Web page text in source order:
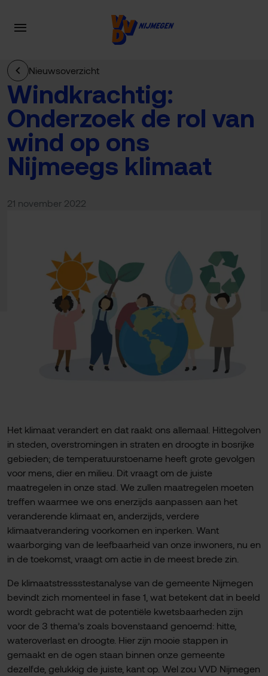
Nieuwsoverzicht
Windkrachtig:
Onderzoek de rol van
wind op ons
Nijmeegs klimaat
21 november 2022
Het klimaat verandert en dat raakt ons allemaal. Hittegolven
in steden, overstromingen in straten en droogte in bosrijke
gebieden; de temperatuurstoename heeft grote gevolgen
voor mens, dier en milieu. Dit vraagt om de juiste
maatregelen in onze stad. We zullen maatregelen moeten
treffen waarmee we ons enerzijds aanpassen aan het
veranderende klimaat en, anderzijds, verdere
klimaatverandering voorkomen en inperken. Want
waarborging van de leefbaarheid van onze inwoners, nu en
in de toekomst, vraagt om actie in de meest brede zin.
De klimaatstressstestanalyse van de gemeente Nijmegen
bevindt zich momenteel in fase 1, wat betekent dat in beeld
wordt gebracht wat de potentiële kwetsbaarheden zijn
voor de 3 thema’s zoals bovenstaand genoemd: hitte,
wateroverlast en droogte. Hier zijn mooie stappen in
gemaakt en de ogen staan binnen onze gemeente
dezelfde, gelukkig de juiste, kant op. Wel zou VVD Nijmegen